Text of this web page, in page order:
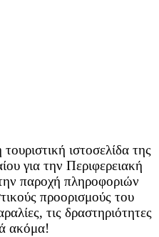
ιστοσελίδα της
για την Περιφερειακή
παροχή πληροφοριών
προορισμούς του
τις δραστηριότητες
ακόμα!